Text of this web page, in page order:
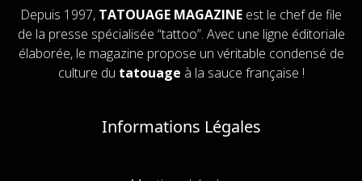
Depuis 1997, TATOUAGE MAGAZINE est le chef de file
de la presse spécialisée “tattoo”. Avec une ligne éditoriale
élaborée, le magazine propose un véritable condensé de
culture du tatouage à la sauce française !
Informations Légales